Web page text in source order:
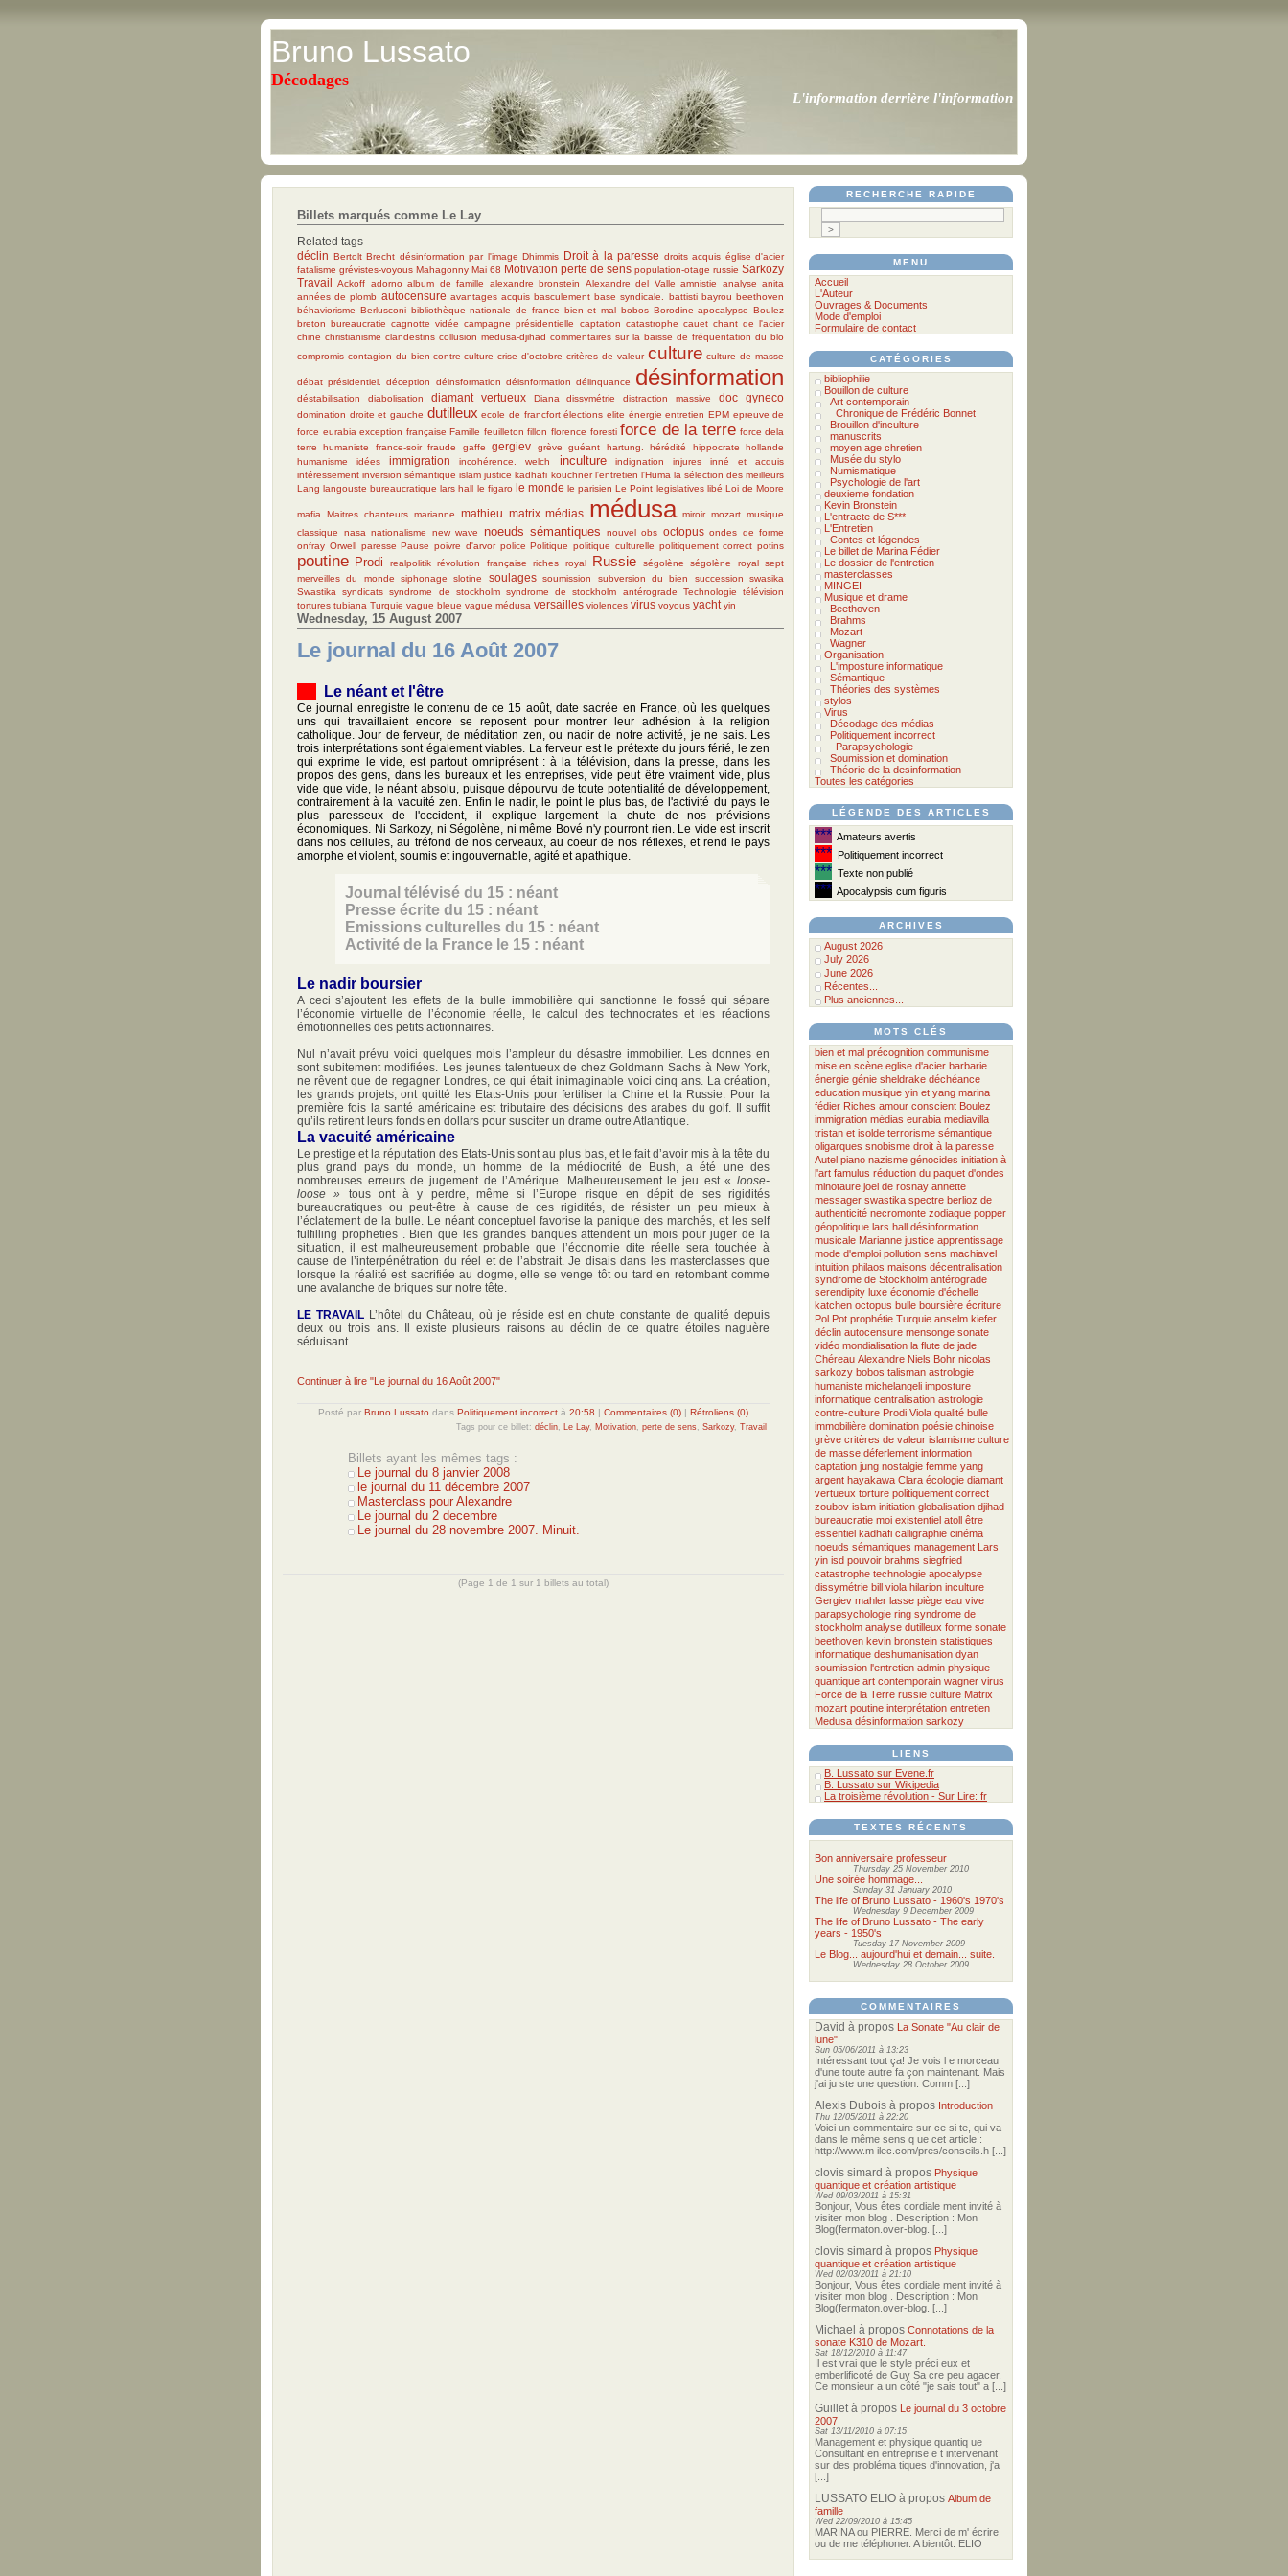
Bruno Lussato
Décodages
L'information derrière l'information
Billets marqués comme Le Lay
Related tags
déclin Bertolt Brecht désinformation par l'image Dhimmis Droit à la paresse droits acquis église d'acier
fatalisme grévistes-voyous Mahagonny Mai 68 Motivation perte de sens population-otage russie Sarkozy
Travail
Ackoff adorno album de famille alexandre bronstein Alexandre del Valle amnistie analyse anita
années de plomb autocensure avantages acquis basculement base syndicale. battisti bayrou beethoven
béhaviorisme Berlusconi bibliothèque nationale de france bien et mal bobos Borodine apocalypse Boulez
breton bureaucratie cagnotte vidée campagne présidentielle captation catastrophe cauet chant de l'acier
chine christianisme clandestins collusion medusa-djihad commentaires sur la baisse de fréquentation du blo
compromis contagion du bien contre-culture crise d'octobre critères de valeur culture culture de masse
débat présidentiel. déception déinsformation déisnformation délinquance désinformation
déstabilisation diabolisation diamant vertueux Diana dissymétrie distraction massive doc gyneco
domination droite et gauche dutilleux ecole de francfort élections elite énergie entretien EPM epreuve de
force eurabia exception française Famille feuilleton fillon florence foresti force de la terre force dela
terre humaniste
france-soir fraude gaffe gergiev grève guéant hartung. hérédité hippocrate
hollande
humanisme
idées immigration incohérence. welch inculture indignation injures
inné et acquis
intéressement inversion sémantique islam justice kadhafi kouchner l'entretien l'Huma la sélection des meilleurs
Lang langouste bureaucratique lars hall le figaro le monde le parisien Le Point legislatives libé Loi de Moore
mafia Maitres chanteurs marianne mathieu matrix médias médusa miroir mozart musique
classique
nasa nationalisme new wave noeuds sémantiques nouvel obs octopus ondes de forme
onfray Orwell paresse Pause poivre d'arvor police Politique politique culturelle politiquement correct potins
poutine Prodi realpolitik révolution française riches royal Russie ségolène ségolène royal sept
merveilles du monde
siphonage slotine soulages soumission subversion du bien succession
swasika
Swastika
syndicats syndrome de stockholm syndrome de stockholm antérograde Technologie
télévision
tortures tubiana Turquie vague bleue vague médusa versailles violences virus voyous yacht yin
Wednesday, 15 August 2007
Le journal du 16 Août 2007
Le néant et l'être
Ce journal enregistre le contenu de ce 15 août, date sacrée en France, où les quelques
uns qui travaillaient encore se reposent pour montrer leur adhésion à la religion
catholique. Jour de ferveur, de méditation zen, ou nadir de notre activité, je ne sais. Les
trois interprétations sont également viables. La ferveur est le prétexte du jours férié, le zen
qui exprime le vide, est partout omniprésent : à la télévision, dans la presse, dans les
propos des gens, dans les bureaux et les entreprises, vide peut être vraiment vide, plus
vide que vide, le néant absolu, puisque dépourvu de toute potentialité de développement,
contrairement à la vacuité zen. Enfin le nadir, le point le plus bas, de l'activité du pays le
plus paresseux de l'occident, il explique largement la chute de nos prévisions
économiques. Ni Sarkozy, ni Ségolène, ni même Bové n'y pourront rien. Le vide est inscrit
dans nos cellules, au tréfond de nos cerveaux, au coeur de nos réflexes, et rend le pays
amorphe et violent, soumis et ingouvernable, agité et apathique.
Journal télévisé du 15 : néant
Presse écrite du 15 : néant
Emissions culturelles du 15 : néant
Activité de la France le 15 : néant
Le nadir boursier
A ceci s’ajoutent les effets de la bulle immobilière qui sanctionne le fossé qui sépare
l’économie virtuelle de l’économie réelle, le calcul des technocrates et les réactions
émotionnelles des petits actionnaires.
Nul n’avait prévu voici quelques mois l’ampleur du désastre immobilier. Les donnes en
sont subitement modifiées. Les jeunes talentueux de chez Goldmann Sachs à New York,
ne rêvent que de regagner Londres, ce qui était inimaginable voici cinq ans. La création,
les grands projets, ont quitté les Etats-Unis pour fertiliser la Chine et la Russie. Pour la
première fois la santé américaine est tributaire des décisions des arabes du golf. Il suffit
qu’ils retirent leurs fonds en dollars pour susciter un drame outre Atlantique.
La vacuité américaine
Le prestige et la réputation des Etats-Unis sont au plus bas, et le fait d’avoir mis à la tête du
plus grand pays du monde, un homme de la médiocrité de Bush, a été une des
nombreuses erreurs de jugement de l’Amérique. Malheureusement le jeu est « loose-
loose » tous ont à y perdre, même si l’Europe risque en dépit de ses rigidités
bureaucratiques ou peut-être à cause de ces rigidités, de résister un peu mieux à
l’éclatement de la bulle. Le néant conceptuel favorise la panique des marchés, et les self
fulfilling propheties . Bien que les grandes banques attendent un mois pour juger de la
situation, il est malheureusement probable que l’économie dite réelle sera touchée à
cause de l’interpénétration du réel et de l’abstrait. Je disais dans les masterclasses que
lorsque la réalité est sacrifiée au dogme, elle se venge tôt ou tard en retombant comme
une avalanche de briques sur notre tête.
LE TRAVAIL L’hôtel du Château, où je réside est en chute constante de qualité depuis
deux ou trois ans. Il existe plusieurs raisons au déclin de ce quatre étoiles naguère
séduisant.
Continuer à lire "Le journal du 16 Août 2007"
Posté par Bruno Lussato dans Politiquement incorrect à 20:58 | Commentaires (0) | Rétroliens (0)
Tags pour ce billet: déclin Le Lay, Motivation perte de sens Sarkozy, Travail
Billets ayant les mêmes tags :
Le journal du 8 janvier 2008
le journal du 11 décembre 2007
Masterclass pour Alexandre
Le journal du 2 decembre
Le journal du 28 novembre 2007. Minuit.
(Page 1 de 1 sur 1 billets au total)
RECHERCHE RAPIDE
MENU
Accueil
L'Auteur
Ouvrages & Documents
Mode d'emploi
Formulaire de contact
CATÉGORIES
bibliophilie
Bouillon de culture
Art contemporain
Chronique de Frédéric Bonnet
Brouillon d'inculture
manuscrits
moyen age chretien
Musée du stylo
Numismatique
Psychologie de l'art
deuxieme fondation
Kevin Bronstein
L'entracte de S***
L'Entretien
Contes et légendes
Le billet de Marina Fédier
Le dossier de l'entretien
masterclasses
MINGEI
Musique et drame
Beethoven
Brahms
Mozart
Wagner
Organisation
L'imposture informatique
Sémantique
Théories des systèmes
stylos
Virus
Décodage des médias
Politiquement incorrect
Parapsychologie
Soumission et domination
Théorie de la desinformation
Toutes les catégories
LÉGENDE DES ARTICLES
*** Amateurs avertis
*** Politiquement incorrect
*** Texte non publié
*** Apocalypsis cum figuris
ARCHIVES
August 2026
July 2026
June 2026
Récentes...
Plus anciennes...
MOTS CLÉS
bien et mal précognition communisme
mise en scène eglise d'acier barbarie
énergie génie sheldrake déchéance
education musique yin et yang marina
fédier Riches amour conscient Boulez
immigration médias eurabia mediavilla
tristan et isolde terrorisme sémantique
oligarques snobisme droit à la paresse
Autel piano nazisme génocides initiation à
l'art famulus réduction du paquet d'ondes
minotaure joel de rosnay annette
messager swastika spectre berlioz de
authenticité necromonte zodiaque popper
géopolitique lars hall désinformation
musicale Marianne justice apprentissage
mode d'emploi pollution sens machiavel
intuition philaos maisons décentralisation
syndrome de Stockholm antérograde
serendipity luxe économie d'échelle
katchen octopus bulle boursière écriture
Pol Pot prophétie Turquie anselm kiefer
déclin autocensure mensonge sonate
vidéo mondialisation la flute de jade
Chéreau Alexandre Niels Bohr nicolas
sarkozy bobos talisman astrologie
humaniste michelangeli imposture
informatique centralisation astrologie
contre-culture Prodi Viola qualité bulle
immobilière domination poésie chinoise
grève critères de valeur islamisme culture
de masse déferlement information
captation jung nostalgie femme yang
argent hayakawa Clara écologie diamant
vertueux torture politiquement correct
zoubov islam initiation globalisation djihad
bureaucratie moi existentiel atoll être
essentiel kadhafi calligraphie cinéma
noeuds sémantiques management Lars
yin isd pouvoir brahms siegfried
catastrophe technologie apocalypse
dissymétrie bill viola hilarion inculture
Gergiev mahler lasse piège eau vive
parapsychologie ring syndrome de
stockholm analyse dutilleux forme sonate
beethoven kevin bronstein statistiques
informatique deshumanisation dyan
soumission l'entretien admin physique
quantique art contemporain wagner virus
Force de la Terre russie culture Matrix
mozart poutine interprétation entretien
Medusa désinformation sarkozy
LIENS
B. Lussato sur Evene.fr
B. Lussato sur Wikipedia
La troisième révolution - Sur Lire: fr
TEXTES RÉCENTS
Bon anniversaire professeur
Thursday 25 November 2010
Une soirée hommage...
Sunday 31 January 2010
The life of Bruno Lussato - 1960's 1970's
Wednesday 9 December 2009
The life of Bruno Lussato - The early
years - 1950's
Tuesday 17 November 2009
Le Blog... aujourd'hui et demain... suite.
Wednesday 28 October 2009
COMMENTAIRES
David à propos La Sonate "Au clair de
lune"
Sun 05/06/2011 à 13:23
Intéressant tout ça! Je vois l e morceau
d'une toute autre fa çon maintenant. Mais
j'ai ju ste une question: Comm [...]
Alexis Dubois à propos Introduction
Thu 12/05/2011 à 22:20
Voici un commentaire sur ce si te, qui va
dans le même sens q ue cet article :
http://www.m ilec.com/pres/conseils.h [...]
clovis simard à propos Physique
quantique et création artistique
Wed 09/03/2011 à 15:31
Bonjour, Vous êtes cordiale ment invité à
visiter mon blog . Description : Mon
Blog(fermaton.over-blog. [...]
clovis simard à propos Physique
quantique et création artistique
Wed 02/03/2011 à 21:10
Bonjour, Vous êtes cordiale ment invité à
visiter mon blog . Description : Mon
Blog(fermaton.over-blog. [...]
Michael à propos Connotations de la
sonate K310 de Mozart.
Sat 18/12/2010 à 11:47
Il est vrai que le style préci eux et
emberlificoté de Guy Sa cre peu agacer.
Ce monsieur a un côté "je sais tout" a [...]
Guilletà propos Le journal du 3 octobre
2007
Sat 13/11/2010 à 07:15
Management et physique quantiq ue
Consultant en entreprise e t intervenant
sur des probléma tiques d'innovation, j'a
[...]
LUSSATO ELIO à propos Album de
famille
Wed 22/09/2010 à 15:45
MARINA ou PIERRE. Merci de m' écrire
ou de me téléphoner. A bientôt. ELIO